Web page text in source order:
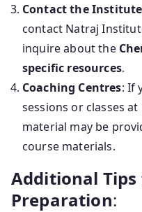
Contact the Institute
contact Natraj
inquire about the
specific resources.
Coaching Centres: If
sessions or classes
material may be
course materials.
Additional Tips
Preparation: